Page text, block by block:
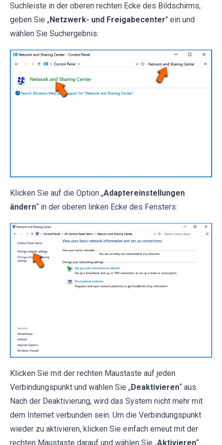
Suchleiste in der oberen rechten Ecke des Bildschirms,
geben Sie „Netzwerk- und Freigabecenter" ein und
wählen Sie Suchergebnis:
Klicken Sie auf die Option „Adaptereinstellungen
ändern“ in der oberen linken Ecke des Fensters:
Klicken Sie mit der rechten Maustaste auf jeden
Verbindungspunkt und wählen Sie „Deaktivieren“ aus.
Nach der Deaktivierung, wird das System nicht mehr mit
dem Internet verbunden sein. Um die Verbindungspunkt
wieder zu aktivieren, klicken Sie einfach erneut mit der
rechten Maustaste darauf und wählen Sie „Aktivieren“.